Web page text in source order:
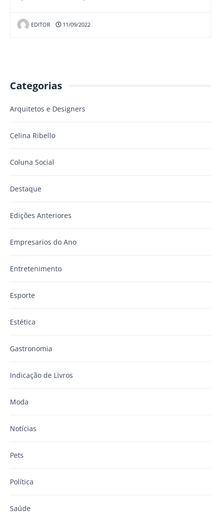
EDITOR 11/09/2022
Categorias
Arquitetos e Designers
Celina Ribello
Coluna Social
Destaque
Edições Anteriores
Empresarios do Ano
Entretenimento
Esporte
Estética
Gastronomia
Indicação de Livros
Moda
Notícias
Pets
Política
Saúde